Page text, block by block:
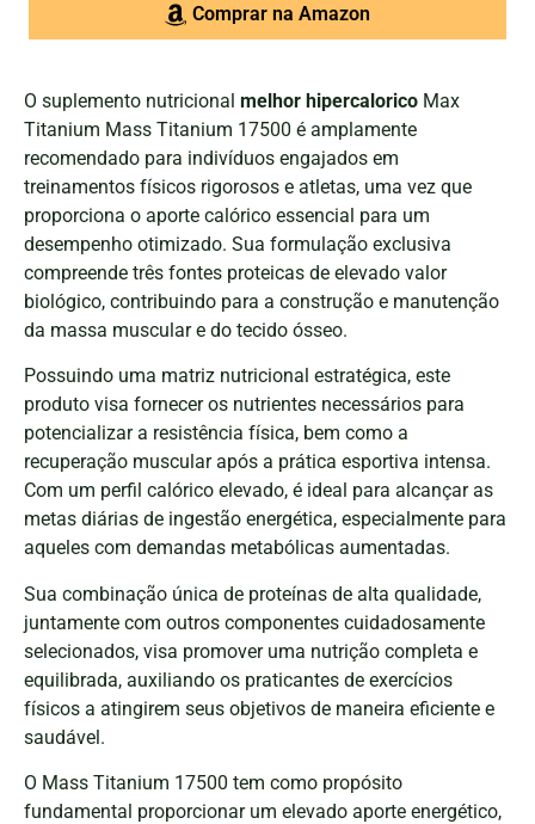
Comprar na Amazon
O suplemento nutricional melhor hipercalorico Max
Titanium Mass Titanium 17500 é amplamente
recomendado para indivíduos engajados em
treinamentos físicos rigorosos e atletas, uma vez que
proporciona o aporte calórico essencial para um
desempenho otimizado. Sua formulação exclusiva
compreende três fontes proteicas de elevado valor
biológico, contribuindo para a construção e manutenção
da massa muscular e do tecido ósseo.
Possuindo uma matriz nutricional estratégica, este
produto visa fornecer os nutrientes necessários para
potencializar a resistência física, bem como a
recuperação muscular após a prática esportiva intensa.
Com um perfil calórico elevado, é ideal para alcançar as
metas diárias de ingestão energética, especialmente para
aqueles com demandas metabólicas aumentadas.
Sua combinação única de proteínas de alta qualidade,
juntamente com outros componentes cuidadosamente
selecionados, visa promover uma nutrição completa e
equilibrada, auxiliando os praticantes de exercícios
físicos a atingirem seus objetivos de maneira eficiente e
saudável.
O Mass Titanium 17500 tem como propósito
fundamental proporcionar um elevado aporte energético,